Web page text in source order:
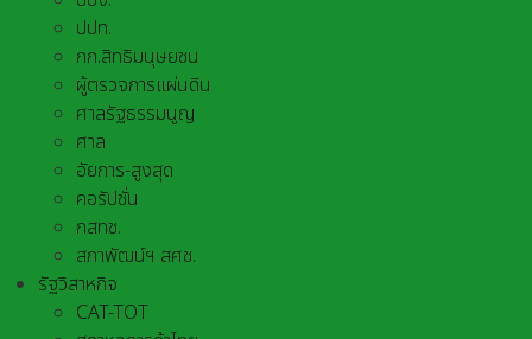
ปปท.
กก.สิทธิมนุษยชน
ผู้ตรวจการแผ่นดิน
ศาลรัฐธรรมนูญ
ศาล
อัยการ-สูงสุด
คอรัปชั่น
กสทช.
สภาพัฒน์ฯ สศช.
รัฐวิสาหกิจ
CAT-TOT